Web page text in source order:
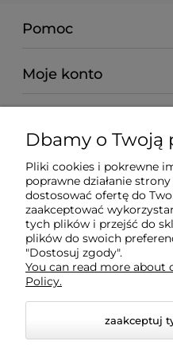
Pomoc
Moje konto
Informacje
O nas
Dbamy o Twoją
Pliki cookies i pokrewne
poprawne działanie
dostosować ofertę do
zaakceptować
tych plików i przejść do
plików do swoich
"Dostosuj zgody".
You can read more about
Policy.
zaakceptuj